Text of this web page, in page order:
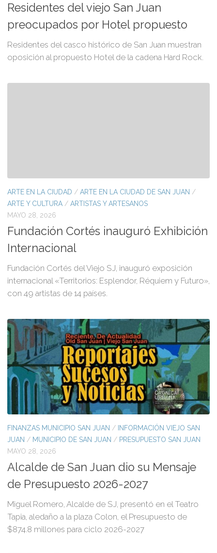
Residentes del viejo San Juan
preocupados por Hotel propuesto
Residentes del casco histórico de San Juan muestran
oposición al propuesto Hotel de la cadena Hard Rock.
ARTE EN LA CIUDAD / ARTE EN LA CIUDAD DE SAN JUAN /
ARTE Y CULTURA / ARTISTAS Y ARTESANOS
MAYO 28, 2026
Fundación Cortés inauguró Exhibición
Internacional
Fundación Cortés del Viejo SJ, inauguró exposición
internacional «Territorios: Esplendor, Réquiem y Futuro»,
con 49 artistas de 14 países.
FINANZAS MUNICIPIO SAN JUAN / INFORMACIÓN VIEJO SAN
JUAN / MUNICIPIO DE SAN JUAN / PRESUPUESTO SAN JUAN
MAYO 28, 2026
Alcalde de San Juan dio su Mensaje
de Presupuesto 2026-2027
Miguel Romero, Alcalde de SJ, presentó en el Teatro
Tapia, aledaño a la plaza Colon, el Presupuesto de
$874.8 millones para ciclo 2026-2027